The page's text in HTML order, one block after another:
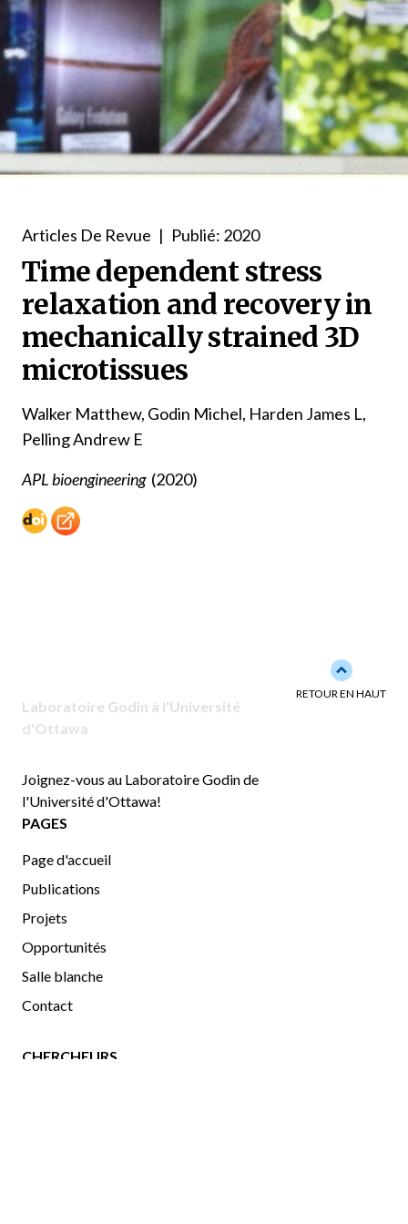
Articles De Revue | Publié: 2020
Time dependent stress
relaxation and recovery in
mechanically strained 3D
microtissues
Walker Matthew, Godin Michel, Harden James L,
Pelling Andrew E
APL bioengineering (2020)
Laboratoire Godin à l'Université
d'Ottawa
Joignez-vous au Laboratoire Godin de
l'Université d'Ottawa!
PAGES
Page d'accueil
Publications
Projets
Opportunités
Salle blanche
Contact
CHERCHEURS
Back to
RETOUR EN HAUT